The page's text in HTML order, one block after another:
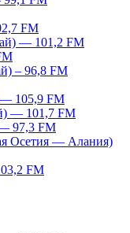
FM
— 101,2 FM
– 96,8 FM
— 105,9 FM
— 101,7 FM
97,3 FM
Осетия — Алания)
FM